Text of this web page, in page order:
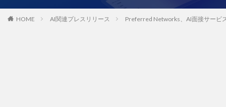
HOME AI関連プレスリリース Preferred Networks、AI面接サービ